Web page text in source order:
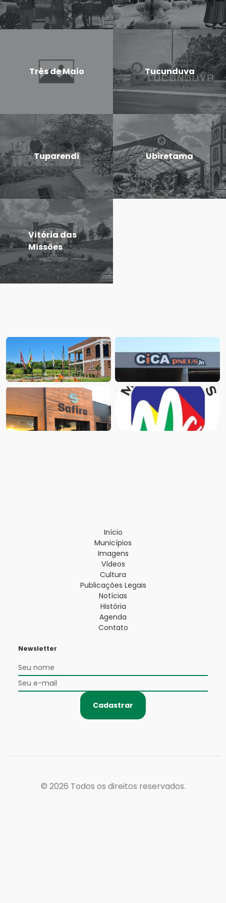
Três de Maio Tucunduva
Tuparendi Ubiretama
Vitória das
Missões
Início
Municípios
Imagens
Vídeos
Cultura
Publicações Legais
Notícias
História
Agenda
Contato
Newsletter
Cadastrar
© 2026 Todos os direitos reservados.